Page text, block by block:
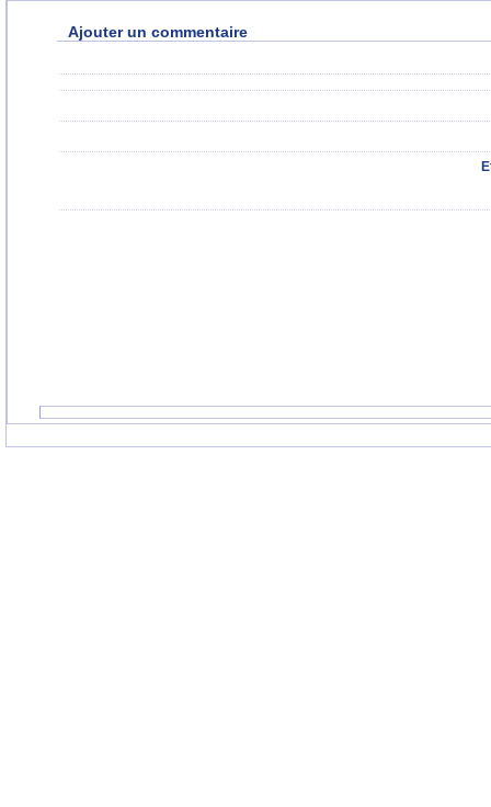
Ajouter un commentaire